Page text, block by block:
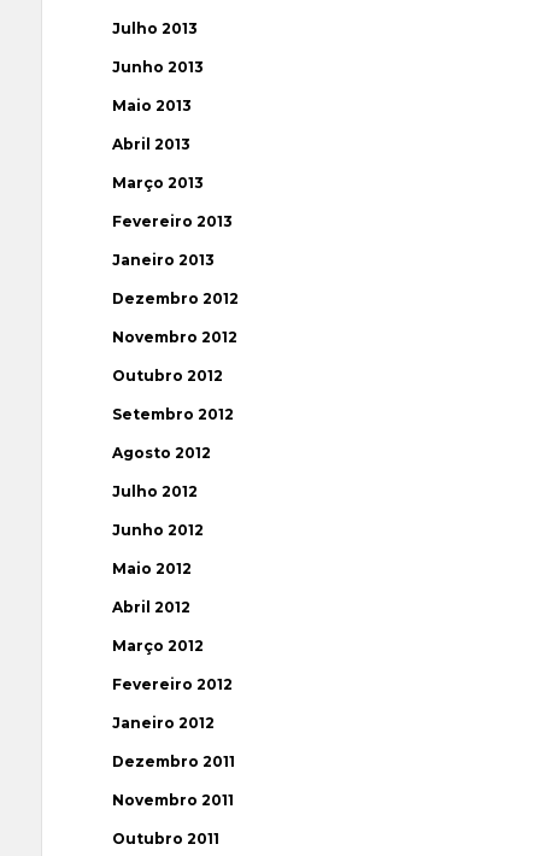
Julho 2013
Junho 2013
Maio 2013
Abril 2013
Março 2013
Fevereiro 2013
Janeiro 2013
Dezembro 2012
Novembro 2012
Outubro 2012
Setembro 2012
Agosto 2012
Julho 2012
Junho 2012
Maio 2012
Abril 2012
Março 2012
Fevereiro 2012
Janeiro 2012
Dezembro 2011
Novembro 2011
Outubro 2011